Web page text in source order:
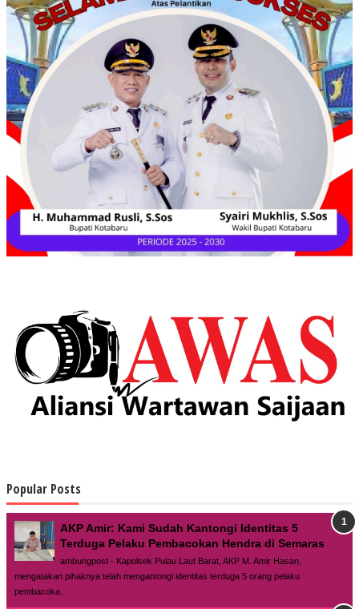
Popular Posts
AKP Amir: Kami Sudah Kantongi Identitas 5
Terduga Pelaku Pembacokan Hendra di Semaras
ambungpost - Kapolsek Pulau Laut Barat, AKP M. Amir Hasan,
mengatakan pihaknya telah mengantongi identitas terduga 5 orang pelaku
pembacoka...